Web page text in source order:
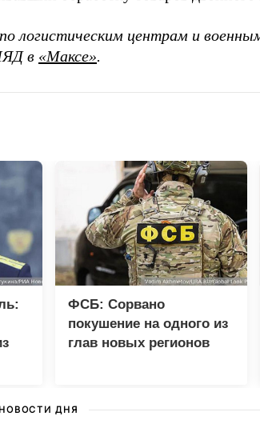
логистическим центрам и
в «Максе».
ФСБ: Сорвано
покушение на одного из
глав новых регионов
НОВОСТИ ДНЯ